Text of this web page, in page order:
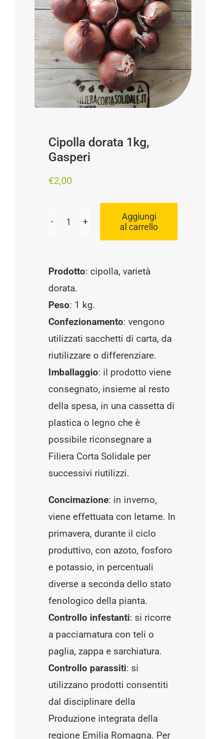
Progetti
I produttori
Cipolla dorata 1kg,
Gasperi
€2,00
Gasperi
Aggiungi
al carrello
Prodotto: cipolla, varietà
dorata.
Peso: 1 kg.
Confezionamento: vengono
utilizzati sacchetti di carta, da
riutilizzare o differenziare.
Imballaggio: il prodotto viene
consegnato, insieme al resto
della spesa, in una cassetta di
plastica o legno che è
possibile riconsegnare a
Filiera Corta Solidale per
successivi riutilizzi.
Concimazione: in inverno,
viene effettuata con letame. In
primavera, durante il ciclo
produttivo, con azoto, fosforo
e potassio, in percentuali
diverse a seconda dello stato
fenologico della pianta.
Controllo infestanti: si ricorre
a pacciamatura con teli o
paglia, zappa e sarchiatura.
Controllo parassiti: si
utilizzano prodotti consentiti
dal disciplinare della
Produzione integrata della
regione Emilia Romagna. Per